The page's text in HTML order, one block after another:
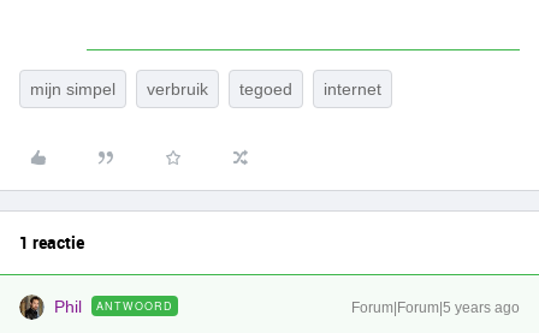
mijn simpel verbruik tegoed internet
1 reactie
Phil ANTWOORD Forum|Forum|5 years ago